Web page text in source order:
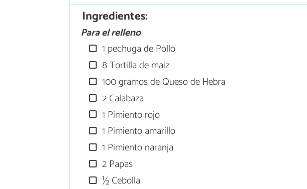
Ingredientes:
Para el relleno
1 pechuga de Pollo
8 Tortilla de maiz
100 gramos de Queso de Hebra
2 Calabaza
1 Pimiento rojo
1 Pimiento amarillo
1 Pimiento naranja
2 Papas
½ Cebolla